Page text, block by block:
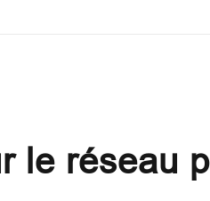
le réseau